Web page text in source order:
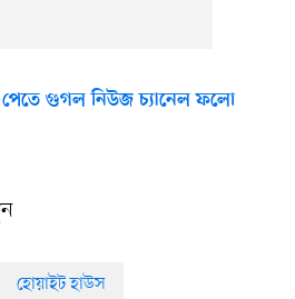
গুগল নিউজ চ্যানেল ফলো
হোয়াইট হাউস